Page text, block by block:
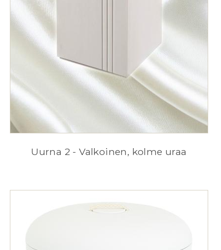
Uurna 2 - Valkoinen, kolme uraa